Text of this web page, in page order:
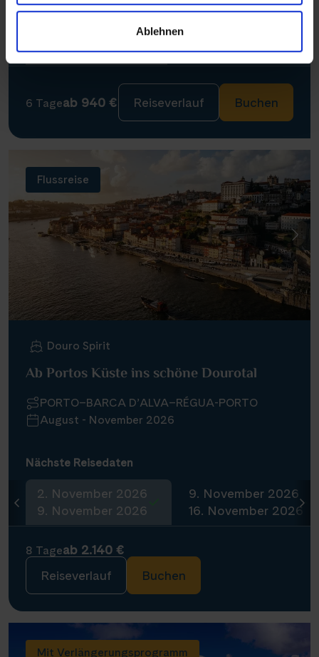
Ablehnen
24. Oktober 2026
29. Oktober 2026
6 Tageab 940 € Reiseverlauf Buchen
Flussreise
Douro Spirit
Ab Portos Küste ins schöne Dourotal
PORTO–BARCA D’ALVA–RÉGUA-PORTO
August - November 2026
Nächste Reisedaten
2. November 2026
9. November 2026
9. November 2026
16. November 2026
8 Tageab 2.140 €
Reiseverlauf
Buchen
Mit Verlängerungsprogramm